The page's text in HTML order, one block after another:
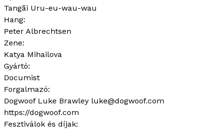
Tangãi Uru-eu-wau-wau
Hang:
Peter Albrechtsen
Zene:
Katya Mihailova
Gyártó:
Documist
Forgalmazó:
Dogwoof Luke Brawley luke@dogwoof.com
https://dogwoof.com
Fesztiválok és díjak: